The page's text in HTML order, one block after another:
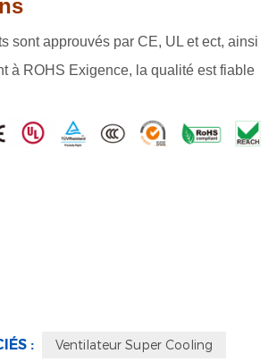
sont approuvés par CE, UL et ect, ainsi
à ROHS Exigence, la qualité est fiable
: Ventilateur Super Cooling